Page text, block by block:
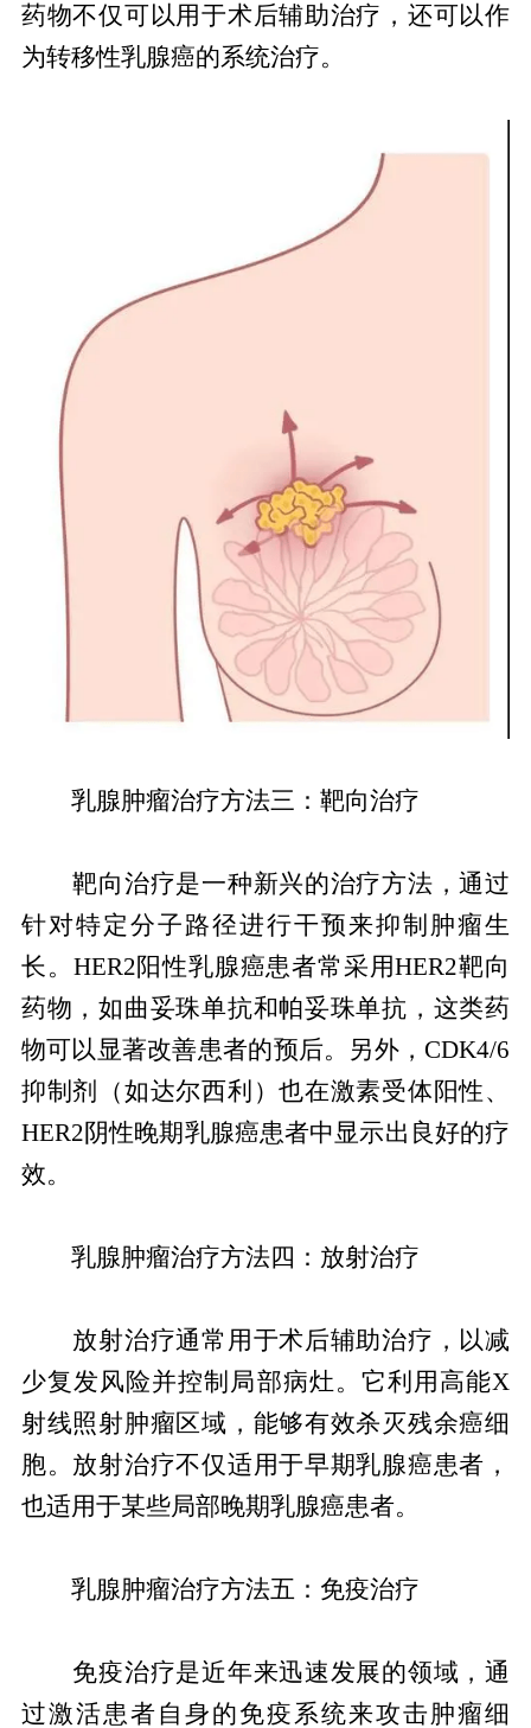
药物不仅可以用于术后辅助治疗，还可以作
为转移性乳腺癌的系统治疗。
乳腺肿瘤治疗方法三：靶向治疗
靶向治疗是一种新兴的治疗方法，通过
针对特定分子路径进行干预来抑制肿瘤生
长。HER2阳性乳腺癌患者常采用HER2靶向
药物，如曲妥珠单抗和帕妥珠单抗，这类药
物可以显著改善患者的预后。另外，CDK4/6
抑制剂（如达尔西利）也在激素受体阳性、
HER2阴性晚期乳腺癌患者中显示出良好的疗
效。
乳腺肿瘤治疗方法四：放射治疗
放射治疗通常用于术后辅助治疗，以减
少复发风险并控制局部病灶。它利用高能X
射线照射肿瘤区域，能够有效杀灭残余癌细
胞。放射治疗不仅适用于早期乳腺癌患者，
也适用于某些局部晚期乳腺癌患者。
乳腺肿瘤治疗方法五：免疫治疗
免疫治疗是近年来迅速发展的领域，通
过激活患者自身的免疫系统来攻击肿瘤细